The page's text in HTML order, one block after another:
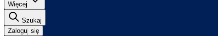
Więcej
Szukaj
Zaloguj się